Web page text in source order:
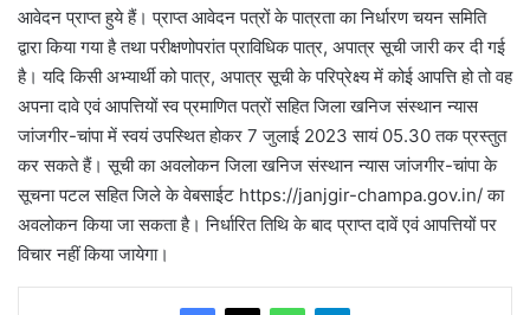
आवेदन प्राप्त हुये हैं। प्राप्त आवेदन पत्रों के पात्रता का निर्धारण चयन समिति
द्वारा किया गया है तथा परीक्षणोपरांत प्राविधिक पात्र, अपात्र सूची जारी कर दी गई
है। यदि किसी अभ्यार्थी को पात्र, अपात्र सूची के परिप्रेक्ष्य में कोई आपत्ति हो तो वह
अपना दावे एवं आपत्तियों स्व प्रमाणित पत्रों सहित जिला खनिज संस्थान न्यास
जांजगीर-चांपा में स्वयं उपस्थित होकर 7 जुलाई 2023 सायं 05.30 तक प्रस्तुत
कर सकते हैं। सूची का अवलोकन जिला खनिज संस्थान न्यास जांजगीर-चांपा के
सूचना पटल सहित जिले के वेबसाईट https://janjgir-champa.gov.in/ का
अवलोकन किया जा सकता है। निर्धारित तिथि के बाद प्राप्त दावें एवं आपत्तियों पर
विचार नहीं किया जायेगा।